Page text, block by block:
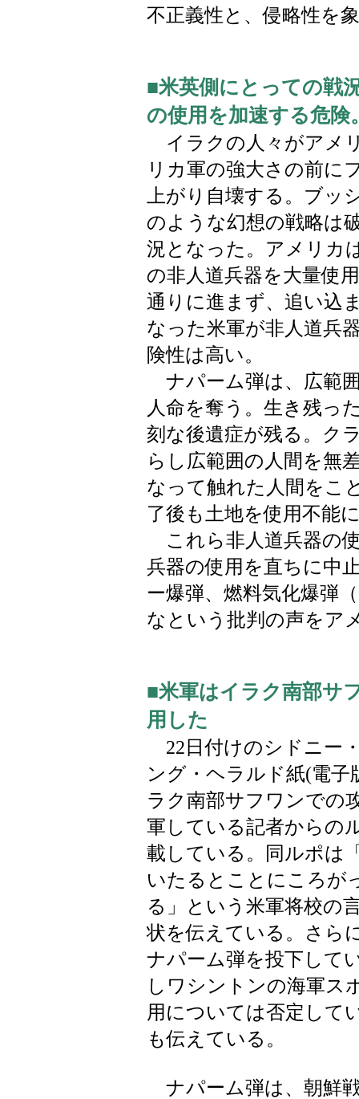
不正義性と、侵略性を
■米英側にとっての戦
の使用を加速する危険
イラクの人々がアメ
リカ軍の強大さの前に
上がり自壊する。ブッ
のような幻想の戦略は
況となった。アメリカ
の非人道兵器を大量使
通りに進まず、追い込
なった米軍が非人道兵
険性は高い。
ナパーム弾は、広範
人命を奪う。生き残っ
刻な後遺症が残る。ク
らし広範囲の人間を無
なって触れた人間をこ
了後も土地を使用不能
これら非人道兵器の
兵器の使用を直ちに中
ー爆弾、燃料気化爆弾
なという批判の声をア
■米軍はイラク南部サ
用した
22日付けのシドニー
ング・ヘラルド紙(電子
ラク南部サフワンでの
軍している記者からの
載している。同ルポは
いたるとことにころが
る」という米軍将校の
状を伝えている。さら
ナパーム弾を投下して
しワシントンの海軍ス
用については否定して
も伝えている。
ナパーム弾は、朝鮮